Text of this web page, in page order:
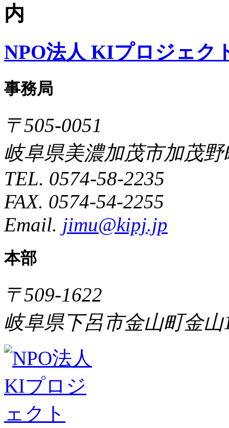
NPO法人 KIプロジェク
事務局
〒505-0051
岐阜県美濃加茂市加茂野
TEL. 0574-58-2235
FAX. 0574-54-2255
Email. jimu@kipj.jp
本部
〒509-1622
岐阜県下呂市金山町金山